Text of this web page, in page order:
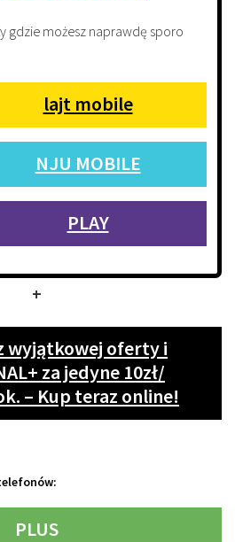
gdzie możesz naprawdę sporo
lajt mobile
NJU MOBILE
PLAY
+
wyjątkowej oferty i
za jedyne 10zł/
– Kup teraz online!
PLUS